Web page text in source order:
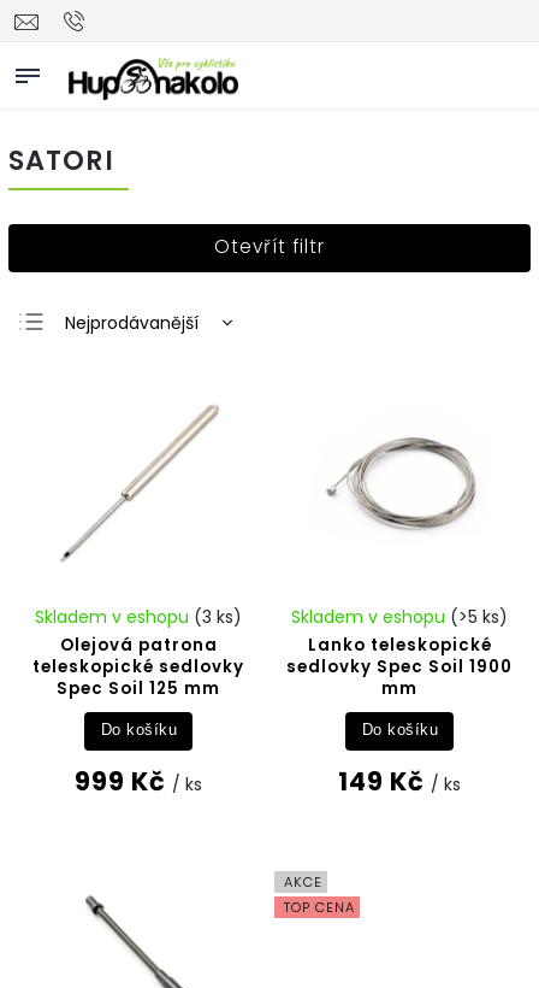
SATORI
Otevřít filtr
Nejprodávanější
Olejová patrona
teleskopické sedlovky
Spec Soil 125 mm
Skladem v eshopu (3 ks)
999 Kč / ks
Do košíku
Lanko teleskopické
sedlovky Spec Soil 1900
mm
Skladem v eshopu (>5 ks)
149 Kč / ks
Do košíku
AKCE
TOP CENA